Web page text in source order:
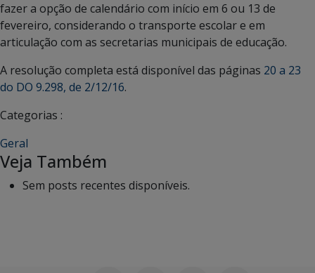
fazer a opção de calendário com início em 6 ou 13 de
fevereiro, considerando o transporte escolar e em
articulação com as secretarias municipais de educação.
A resolução completa está disponível das páginas 20 a 23
do DO 9.298, de 2/12/16.
Categorias :
Geral
Veja Também
Sem posts recentes disponíveis.